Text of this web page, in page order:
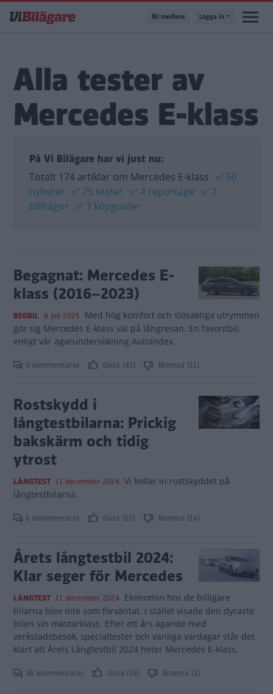
till
Bli medlem Logga in
Alla tester av
Mercedes E-klass
På Vi Bilägare har vi just nu:
Totalt 174 artiklar om Mercedes E-klass ✅ 50
nyheter ✅ 75 tester ✅4 reportage ✅ 7
bilfrågor ✅ 3 köpguider
Begagnat: Mercedes E-
klass (2016–2023)
BEGBIL 8 juli 2025 Med hög komfort och slösaktiga utrymmen
gör sig Mercedes E-klass väl på långresan. En favoritbil,
enligt vår ägarundersökning AutoIndex.
0 kommentarer Gasa (41) Bromsa (11)
Rostskydd i
långtestbilarna: Prickig
bakskärm och tidig
ytrost
LÅNGTEST 11 december 2024 Vi kollar in rostskyddet på
långtestbilarna.
6 kommentarer Gasa (15) Bromsa (14)
Årets långtestbil 2024:
Klar seger för Mercedes
LÅNGTEST 11 december 2024 Ekonomin hos de billigare
bilarna blev inte som förväntat. I stället visade den dyraste
bilen sin mästarklass. Efter ett års ägande med
verkstadsbesök, specialtester och vanliga vardagar står det
klart att Årets Långtestbil 2024 heter Mercedes E-klass.
36 kommentarer Gasa (19) Bromsa (2)